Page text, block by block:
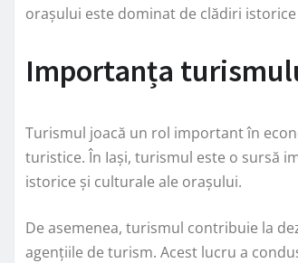
orașului este dominat de clădiri
Importanța
Turismul joacă un rol important în
turistice. În Iași, turismul este o sursă
istorice și culturale ale orașului.
De asemenea, turismul contribuie la
agențiile de turism. Acest lucru a